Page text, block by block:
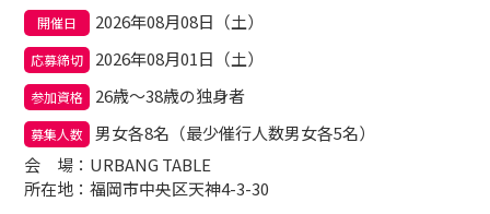
開催日 2026年08月08日（土）
応募締切 2026年08月01日（土）
参加資格 26歳～38歳の独身者
募集人数
男女各8名（最少催行人数男女各5名）
会場：URBANG TABLE
所在地：福岡市中央区天神4-3-30